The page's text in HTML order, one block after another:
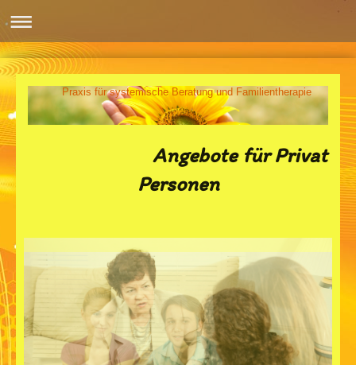
Praxis für systemische Beratung und Familientherapie
Angebote für Privat
Personen